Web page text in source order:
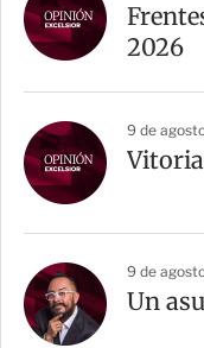
2026
9 de
9 de
Un